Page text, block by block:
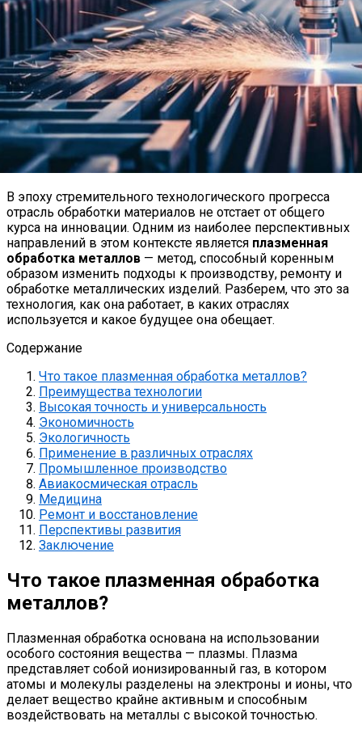
В эпоху стремительного технологического прогресса
отрасль обработки материалов не отстает от общего
курса на инновации. Одним из наиболее перспективных
направлений в этом контексте является плазменная
обработка металлов — метод, способный коренным
образом изменить подходы к производству, ремонту и
обработке металлических изделий. Разберем, что это за
технология, как она работает, в каких отраслях
используется и какое будущее она обещает.
Содержание
Что такое плазменная обработка металлов?
Преимущества технологии
Высокая точность и универсальность
Экономичность
Экологичность
Применение в различных отраслях
Промышленное производство
Авиакосмическая отрасль
Медицина
Ремонт и восстановление
Перспективы развития
Заключение
Что такое плазменная обработка
металлов?
Плазменная обработка основана на использовании
особого состояния вещества — плазмы. Плазма
представляет собой ионизированный газ, в котором
атомы и молекулы разделены на электроны и ионы, что
делает вещество крайне активным и способным
воздействовать на металлы с высокой точностью.